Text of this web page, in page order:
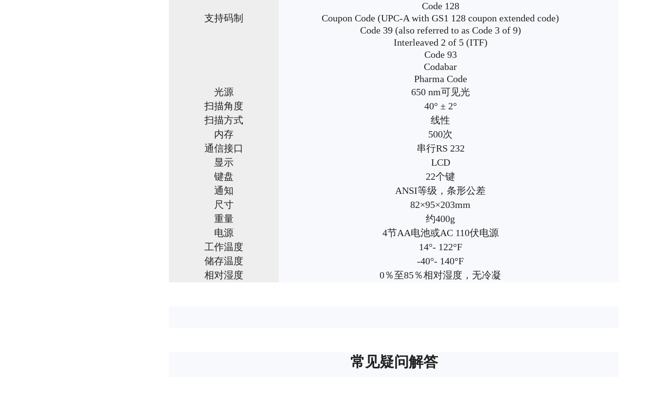
支持码制
Code 128
Coupon Code (UPC-A with GS1 128 coupon extended code)
Code 39 (also referred to as Code 3 of 9)
Interleaved 2 of 5 (ITF)
Code 93
Codabar
Pharma Code
光源
650 nm可见光
扫描角度
40° ± 2°
扫描方式
线性
内存
500次
通信接口
串行RS 232
显示
LCD
键盘
22个键
通知
ANSI等级，条形公差
尺寸
82×95×203mm
重量
约400g
电源
4节AA电池或AC 110伏电源
工作温度
14°- 122°F
储存温度
-40°- 140°F
相对湿度
0％至85％相对湿度，无冷凝
常见疑问解答